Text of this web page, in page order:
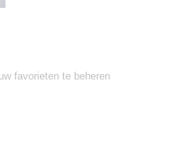
favorieten te beheren